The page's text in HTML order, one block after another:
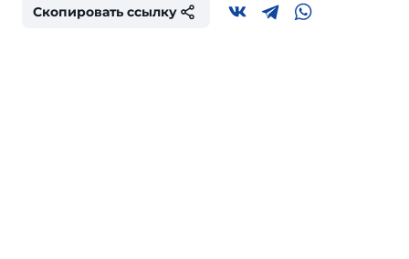
Скопировать ссылку